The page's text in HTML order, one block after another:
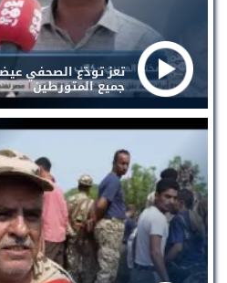
تعز تودّع الصحفي
جميع المتورطين